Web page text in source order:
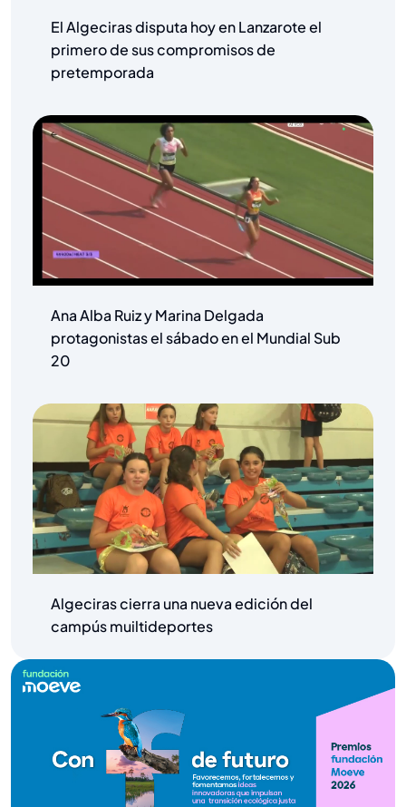
El Algeciras disputa hoy en Lanzarote el
primero de sus compromisos de
pretemporada
Ana Alba Ruiz y Marina Delgada
protagonistas el sábado en el Mundial Sub
20
Algeciras cierra una nueva edición del
campús muiltideportes